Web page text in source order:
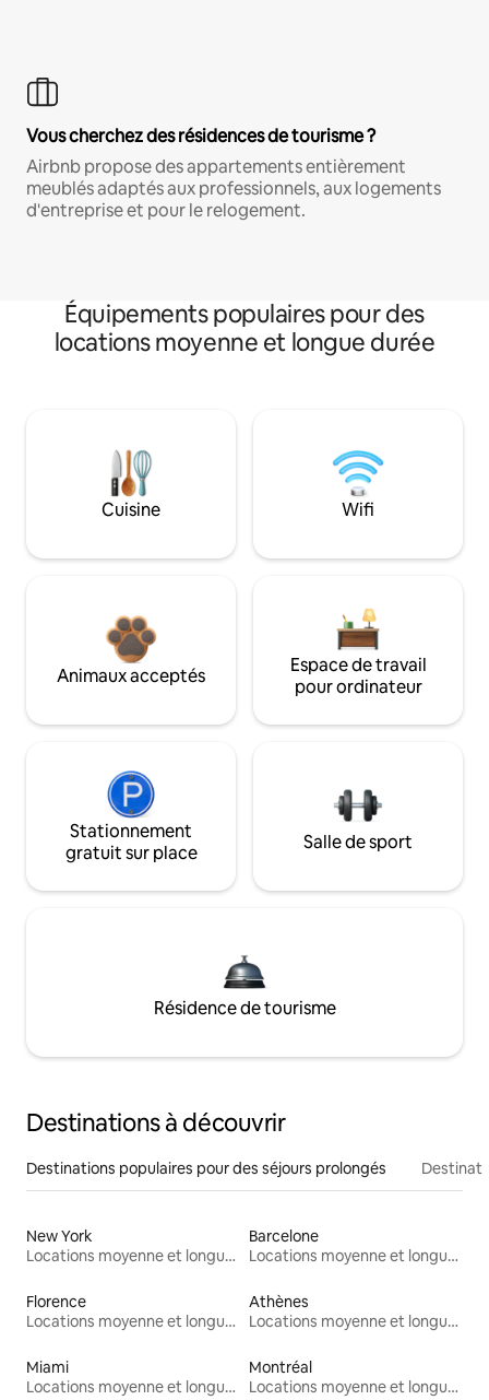
Vous cherchez des résidences de tourisme ?
Airbnb propose des appartements entièrement
meublés adaptés aux professionnels, aux logements
d'entreprise et pour le relogement.
Équipements populaires pour des
locations moyenne et longue durée
Cuisine Wifi
Animaux acceptés
Espace de travail
pour ordinateur
Stationnement
gratuit sur place
Salle de sport
Résidence de tourisme
Destinations à découvrir
Destinations populaires pour des séjours prolongés
New York
Locations moyenne et longue durée
Barcelone
Locations moyenne et longue durée
Florence
Locations moyenne et longue durée
Athènes
Locations moyenne et longue durée
Miami
Locations moyenne et longue durée
Montréal
Locations moyenne et longue durée